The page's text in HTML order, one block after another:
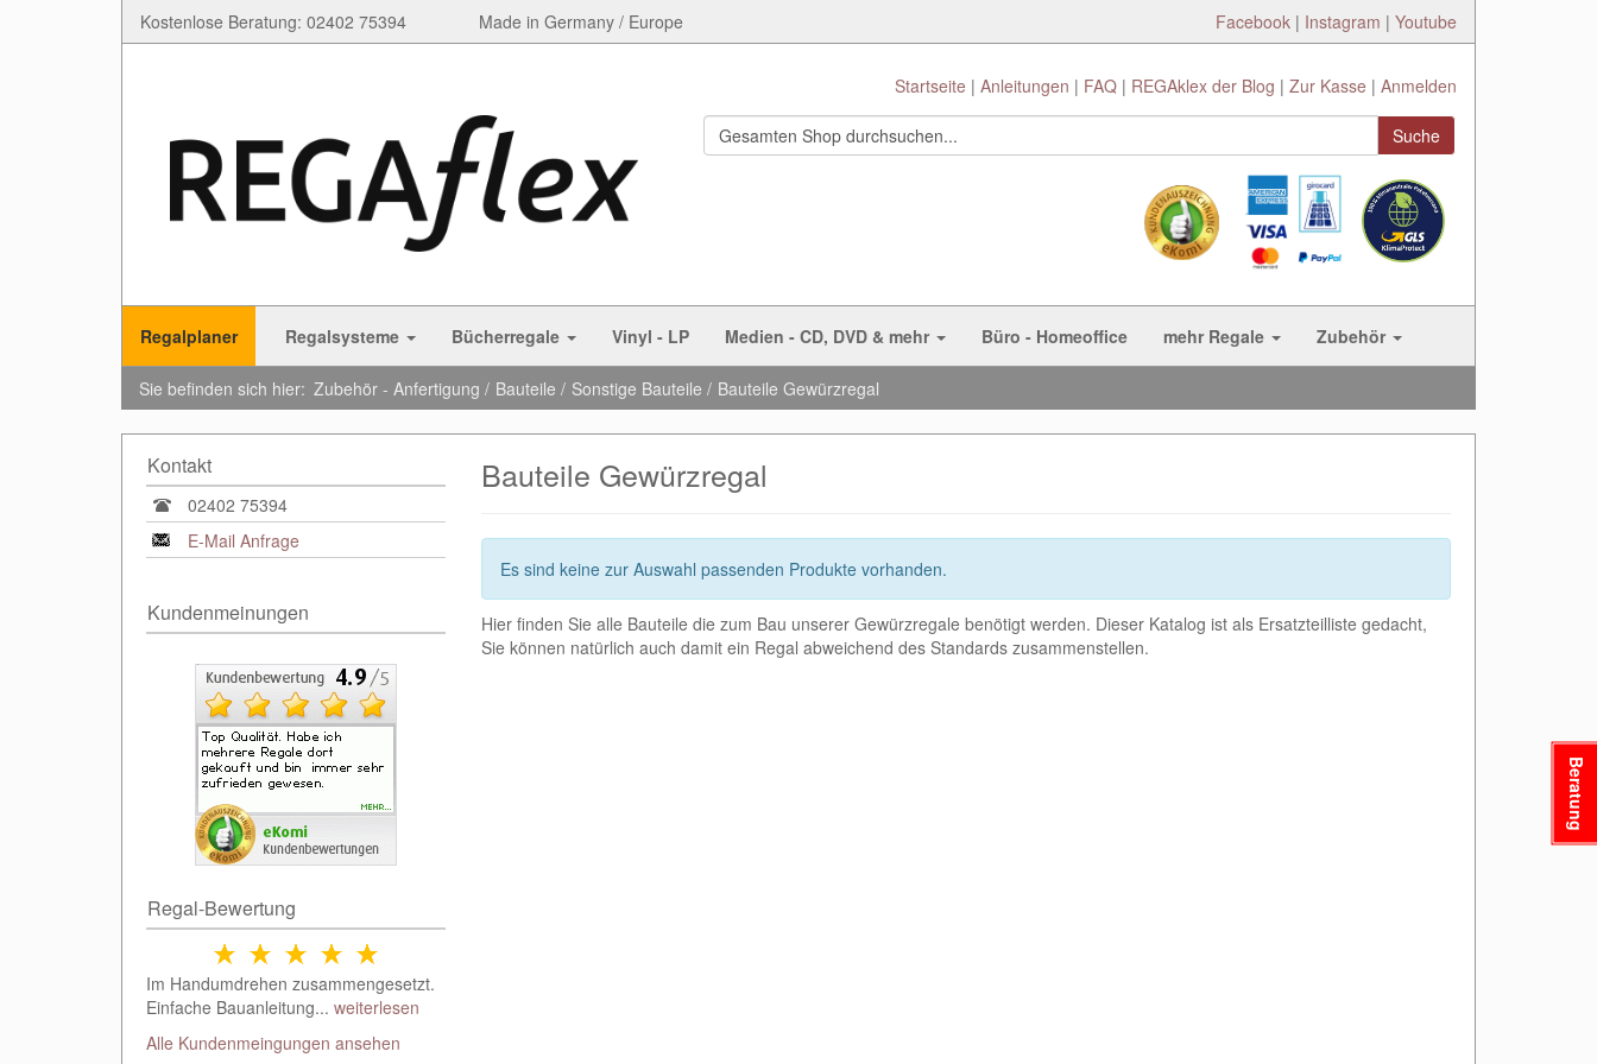
Kostenlose Beratung: 02402 75394 Made in Germany / Europe Facebook | Instagram | Youtube
Startseite Anleitungen FAQ REGAklex der Blog Zur Kasse Anmelden
Suche
Regalplaner Regalsysteme Bücherregale Vinyl - LP Medien - CD, DVD & mehr Büro - Homeoffice mehr Regale Zubehör
Sie befinden sich hier: Zubehör - Anfertigung Bauteile Sonstige Bauteile Bauteile Gewürzregal
Kontakt
02402 75394
E-Mail Anfrage
Kundenmeinungen
Regal-Bewertung
Im Handumdrehen zusammengesetzt.
Einfache Bauanleitung... weiterlesen
Alle Kundenmeingungen ansehen
Bauteile Gewürzregal
Es sind keine zur Auswahl passenden Produkte vorhanden.
Hier finden Sie alle Bauteile die zum Bau unserer Gewürzregale benötigt werden. Dieser Katalog ist als Ersatzteilliste gedacht,
Sie können natürlich auch damit ein Regal abweichend des Standards zusammenstellen.
Beratung